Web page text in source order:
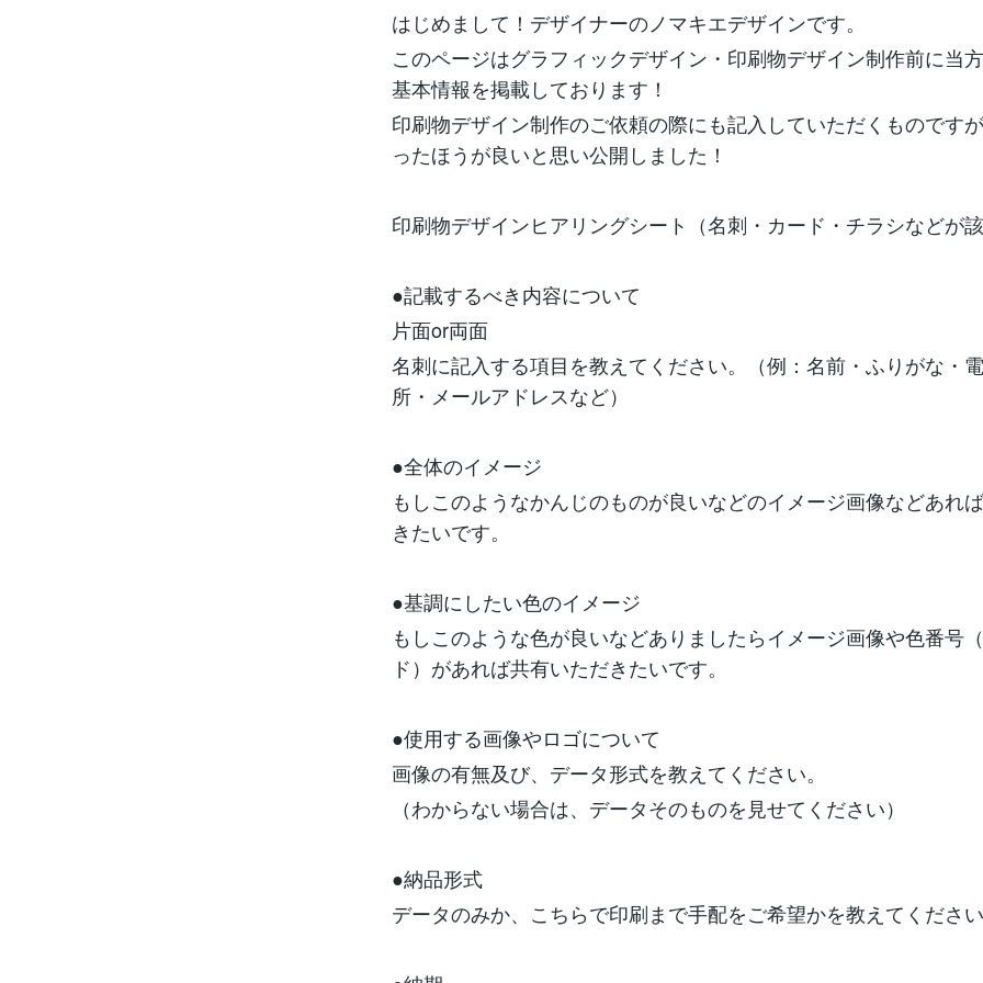
はじめまして！デザイナーのノマキエデザインです。
このページはグラフィックデザイン・印刷物デザイン制作前に当
基本情報を掲載しております！
印刷物デザイン制作のご依頼の際にも記入していただくものです
ったほうが良いと思い公開しました！
印刷物デザインヒアリングシート（名刺・カード・チラシなどが該
●記載するべき内容について
片面or両面
名刺に記入する項目を教えてください。（例：名前・ふりがな・
所・メールアドレスなど）
●全体のイメージ
もしこのようなかんじのものが良いなどのイメージ画像などあれ
きたいです。
●基調にしたい色のイメージ
もしこのような色が良いなどありましたらイメージ画像や色番号
ド）があれば共有いただきたいです。
●使用する画像やロゴについて
画像の有無及び、データ形式を教えてください。
（わからない場合は、データそのものを見せてください）
●納品形式
データのみか、こちらで印刷まで手配をご希望かを教えてください